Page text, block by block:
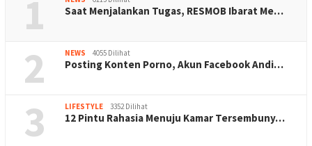
1 Saat Menjalankan Tugas, RESMOB Ibarat Me…
2 NEWS 4055 Dilihat
Posting Konten Porno, Akun Facebook Andi…
3 LIFESTYLE 3352 Dilihat
12 Pintu Rahasia Menuju Kamar Tersembuny…